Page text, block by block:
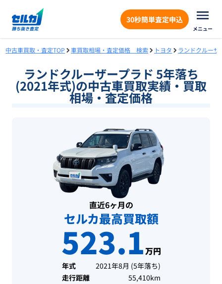
30秒簡単査定申込
メニュー
中古車買取・査定TOP 車買取相場・査定価格 検索 トヨタ ランドクルーザ
ランドクルーザープラド 5年落ち
(2021年式)の中古車買取実績・買取
相場・査定価格
直近6ヶ月の
セルカ最高買取額
523.1万円
年式 2021年8月 (5年落ち)
走行距離
55,410km